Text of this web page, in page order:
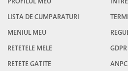
LISTA DE CUMPARATURI
MENIUL MEU
RETETELE MELE
RETETE GATITE
GDPR
ANPC